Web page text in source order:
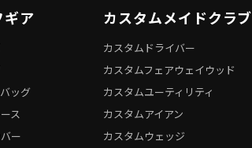
ギア
ッグ
ス
ー
カスタムメイドクラブ
カスタムドライバー
カスタムフェアウェイウッド
カスタムユーティリティ
カスタムアイアン
カスタムウェッジ